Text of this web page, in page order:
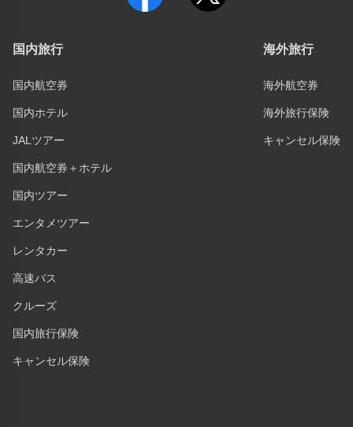
国内旅行
国内航空券
国内ホテル
JALツアー
国内航空券＋ホテル
国内ツアー
エンタメツアー
レンタカー
高速バス
クルーズ
国内旅行保険
キャンセル保険
海外旅行
海外航空券
海外旅行保険
キャンセル保険